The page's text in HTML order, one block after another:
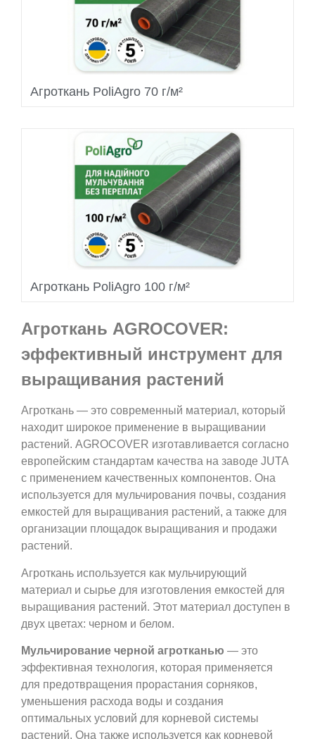
Агроткань PoliAgro 70 г/м²
Агроткань PoliAgro 100 г/м²
Агроткань AGROCOVER:
эффективный инструмент для
выращивания растений
Агроткань — это современный материал, который
находит широкое применение в выращивании
растений. AGROCOVER изготавливается согласно
европейским стандартам качества на заводе JUTA
с применением качественных компонентов. Она
используется для мульчирования почвы, создания
емкостей для выращивания растений, а также для
организации площадок выращивания и продажи
растений.
Агроткань используется как мульчирующий
материал и сырье для изготовления емкостей для
выращивания растений. Этот материал доступен в
двух цветах: черном и белом.
Мульчирование черной агротканью — это
эффективная технология, которая применяется
для предотвращения прорастания сорняков,
уменьшения расхода воды и создания
оптимальных условий для корневой системы
растений. Она также используется как корневой